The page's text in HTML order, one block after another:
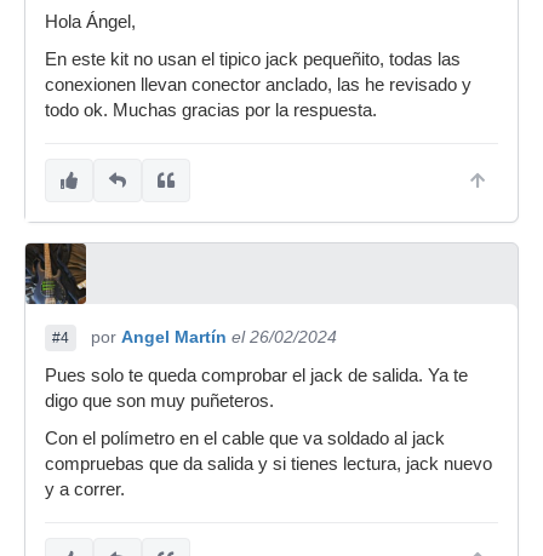
Hola Ángel,
En este kit no usan el tipico jack pequeñito, todas las
conexionen llevan conector anclado, las he revisado y
todo ok. Muchas gracias por la respuesta.
#4 por Angel Martín el 26/02/2024
Pues solo te queda comprobar el jack de salida. Ya te
digo que son muy puñeteros.
Con el polímetro en el cable que va soldado al jack
compruebas que da salida y si tienes lectura, jack nuevo
y a correr.